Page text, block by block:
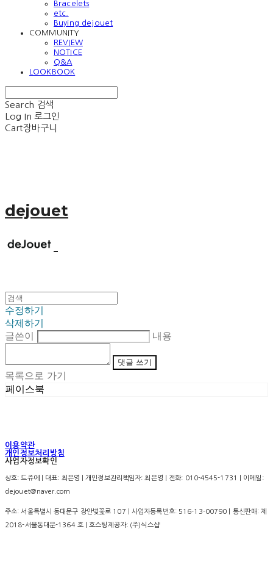
Bracelets
etc.
Buying dejouet
COMMUNITY
REVIEW
NOTICE
Q&A
LOOKBOOK
Search 검색
Log In 로그인
Cart장바구니
dejouet
수정하기
삭제하기
글쓴이
내용
댓글 쓰기
목록으로 가기
페이스북
이용약관
개인정보처리방침
사업자정보확인
상호: 드쥬에 | 대표: 최은영 | 개인정보관리책임자: 최은영 | 전화: 010-4545-1731 | 이메일:
dejouet@naver.com
주소: 서울특별시 동대문구 장안벚꽃로 107 | 사업자등록번호: 516-13-00790 | 통신판매:제
2018-서울동대문-1364 호| 호스팅제공자: (주)식스샵